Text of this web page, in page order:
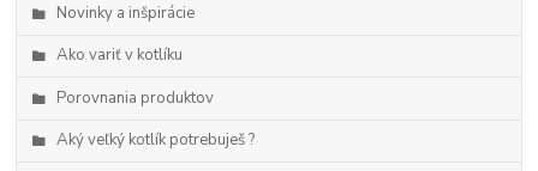
Novinky a inšpirácie
Ako variť v kotlíku
Porovnania produktov
Aký veľký kotlík potrebuješ ?